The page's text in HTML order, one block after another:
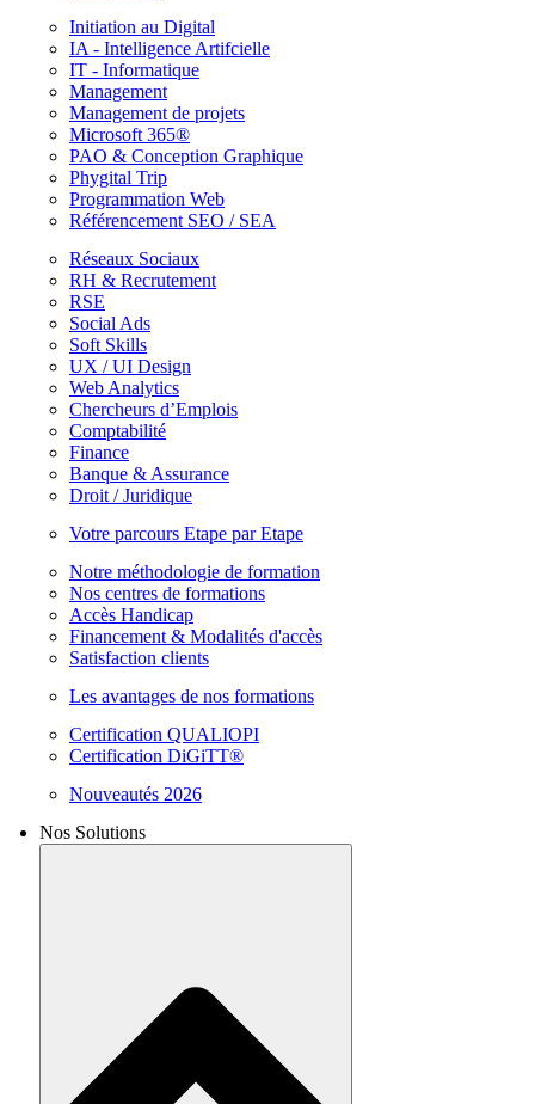
Initiation au Digital
IA - Intelligence Artifcielle
IT - Informatique
Management
Management de projets
Microsoft 365®
PAO & Conception Graphique
Phygital Trip
Programmation Web
Référencement SEO / SEA
Réseaux Sociaux
RH & Recrutement
RSE
Social Ads
Soft Skills
UX / UI Design
Web Analytics
Chercheurs d’Emplois
Comptabilité
Finance
Banque & Assurance
Droit / Juridique
Votre parcours Etape par Etape
Notre méthodologie de formation
Nos centres de formations
Accès Handicap
Financement & Modalités d'accès
Satisfaction clients
Les avantages de nos formations
Certification QUALIOPI
Certification DiGiTT®
Nouveautés 2026
Nos Solutions